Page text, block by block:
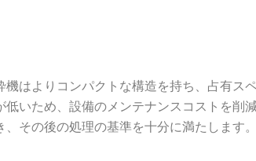
はよりコンパクトな構造を持ち、占有ス
いため、設備のメンテナンスコストを削
その後の処理の基準を十分に満たします。